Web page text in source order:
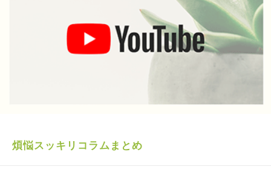
煩悩スッキリコラムまとめ